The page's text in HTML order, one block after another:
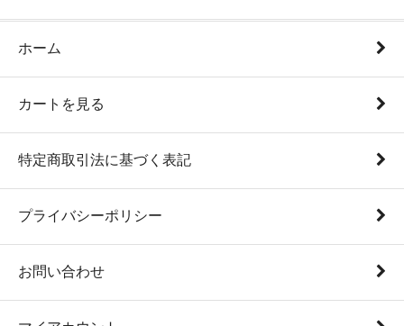
ホーム
カートを見る
特定商取引法に基づく表記
プライバシーポリシー
お問い合わせ